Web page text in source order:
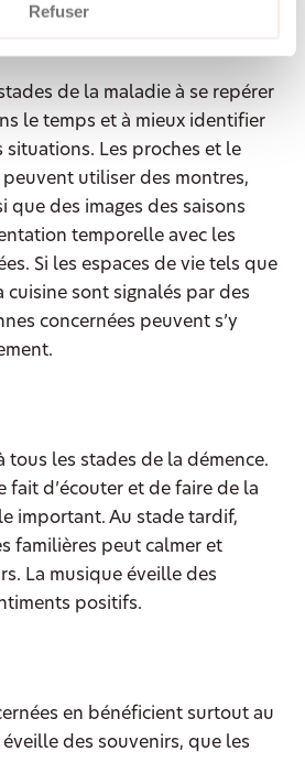
Refuser
de la maladie à se repérer
le temps et à mieux identifier
situations. Les proches et le
utiliser des montres,
que des images des saisons
temporelle avec les
Si les espaces de vie tels que
cuisine sont signalés par des
concernées peuvent s’y
tous les stades de la démence.
fait d’écouter et de faire de la
important. Au stade tardif,
familières peut calmer et
La musique éveille des
positifs.
en bénéficient surtout au
éveille des souvenirs, que les